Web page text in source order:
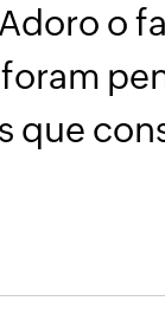
o
que